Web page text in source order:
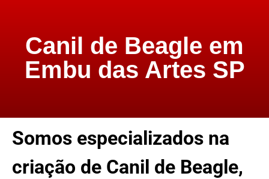
Canil de Beagle em
Embu das Artes SP
Somos especializados na
criação de Canil de Beagle,